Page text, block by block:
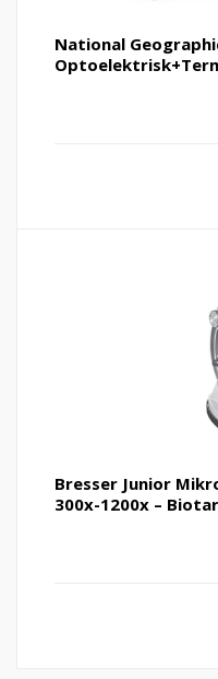
National
Bresser Junior
300x-1200x – Biotar